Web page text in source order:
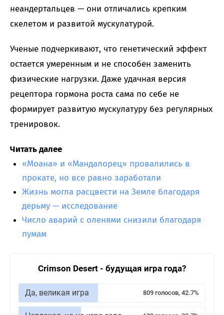
неандертальцев — они отличались крепким
скелетом и развитой мускулатурой.
Ученые подчеркивают, что генетический эффект
остается умеренным и не способен заменить
физические нагрузки. Даже удачная версия
рецептора гормона роста сама по себе не
формирует развитую мускулатуру без регулярных
тренировок.
Читать далее
«Моана» и «Мандалорец» провалились в
прокате, но все равно заработали
Жизнь могла расцвести на Земле благодаря
дерьму — исследование
Число аварий с оленями снизили благодаря
пумам
Crimson Desert - будущая игра года?
Да, великая игра 809 голосов, 42.7%